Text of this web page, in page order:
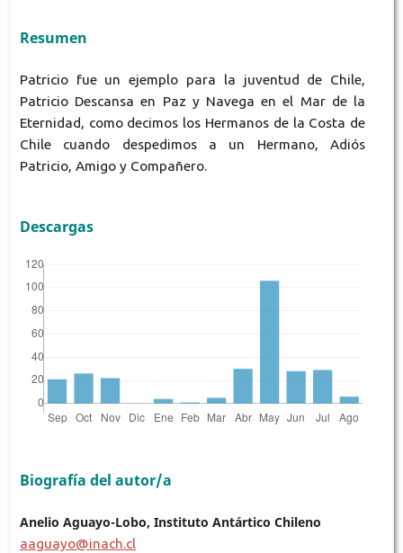
Resumen
Patricio fue un ejemplo para la juventud de Chile,
Patricio Descansa en Paz y Navega en el Mar de la
Eternidad, como decimos los Hermanos de la Costa de
Chile cuando despedimos a un Hermano, Adiós
Patricio, Amigo y Compañero.
Descargas
Biografía del autor/a
Anelio Aguayo-Lobo, Instituto Antártico Chileno
aaguayo@inach.cl